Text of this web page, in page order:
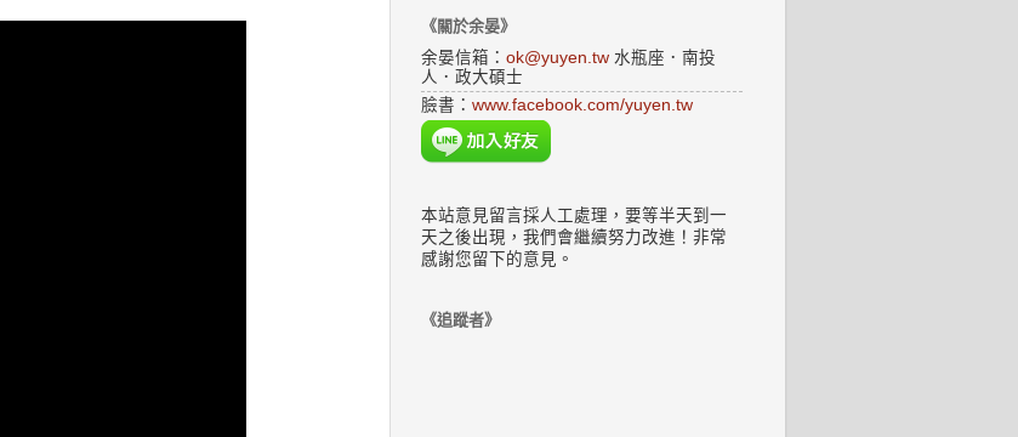
《關於余晏》
余晏信箱： ok@yuyen.tw 水瓶座．南投
人．政大碩士
臉書： www.facebook.com/yuyen.tw
本站意見留言採人工處理，要等半天到一
天之後出現，我們會繼續努力改進！非常
感謝您留下的意見。
《追蹤者》